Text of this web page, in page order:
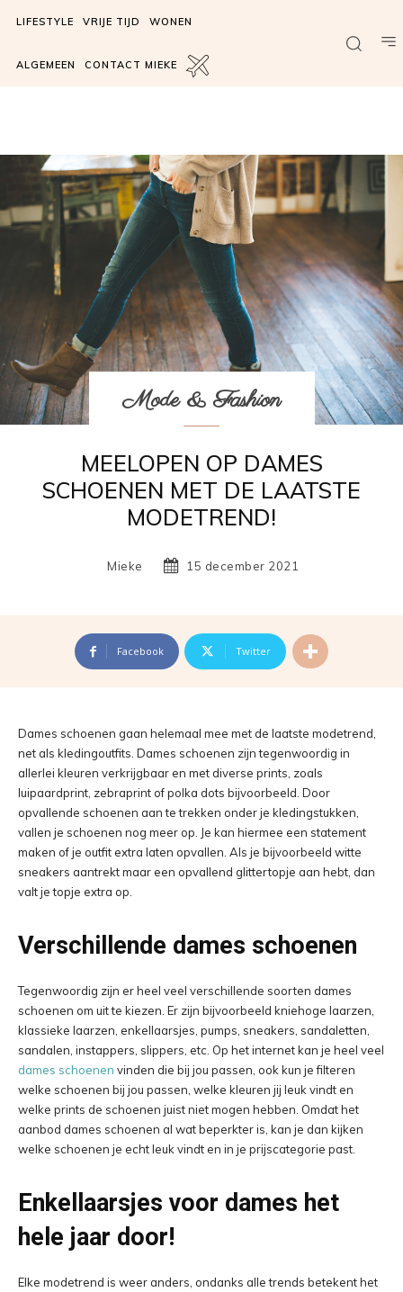
LIFESTYLE VRIJE TIJD WONEN
ALGEMEEN CONTACT MIEKE
Mode & Fashion
MEELOPEN OP DAMES
SCHOENEN MET DE LAATSTE
MODETREND!
Mieke 15 december 2021
Facebook Twitter
Dames schoenen gaan helemaal mee met de laatste modetrend,
net als kledingoutfits. Dames schoenen zijn tegenwoordig in
allerlei kleuren verkrijgbaar en met diverse prints, zoals
luipaardprint, zebraprint of polka dots bijvoorbeeld. Door
opvallende schoenen aan te trekken onder je kledingstukken,
vallen je schoenen nog meer op. Je kan hiermee een statement
maken of je outfit extra laten opvallen. Als je bijvoorbeeld witte
sneakers aantrekt maar een opvallend glittertopje aan hebt, dan
valt je topje extra op.
Verschillende dames schoenen
Tegenwoordig zijn er heel veel verschillende soorten dames
schoenen om uit te kiezen. Er zijn bijvoorbeeld kniehoge laarzen,
klassieke laarzen, enkellaarsjes, pumps, sneakers, sandaletten,
sandalen, instappers, slippers, etc. Op het internet kan je heel veel
dames schoenen vinden die bij jou passen, ook kun je filteren
welke schoenen bij jou passen, welke kleuren jij leuk vindt en
welke prints de schoenen juist niet mogen hebben. Omdat het
aanbod dames schoenen al wat beperkter is, kan je dan kijken
welke schoenen je echt leuk vindt en in je prijscategorie past.
Enkellaarsjes voor dames het
hele jaar door!
Elke modetrend is weer anders, ondanks alle trends betekent het